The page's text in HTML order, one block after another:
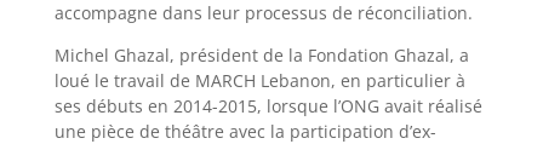
accompagne dans leur processus de réconciliation.
Michel Ghazal, président de la Fondation Ghazal, a
loué le travail de MARCH Lebanon, en particulier à
ses débuts en 2014-2015, lorsque l’ONG avait réalisé
une pièce de théâtre avec la participation d’ex-